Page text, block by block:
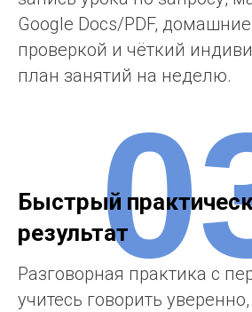
Google Docs/PDF,
проверкой и чёткий
план занятий на неделю.
Быстрый
результат
Разговорная практика с
учитесь говорить